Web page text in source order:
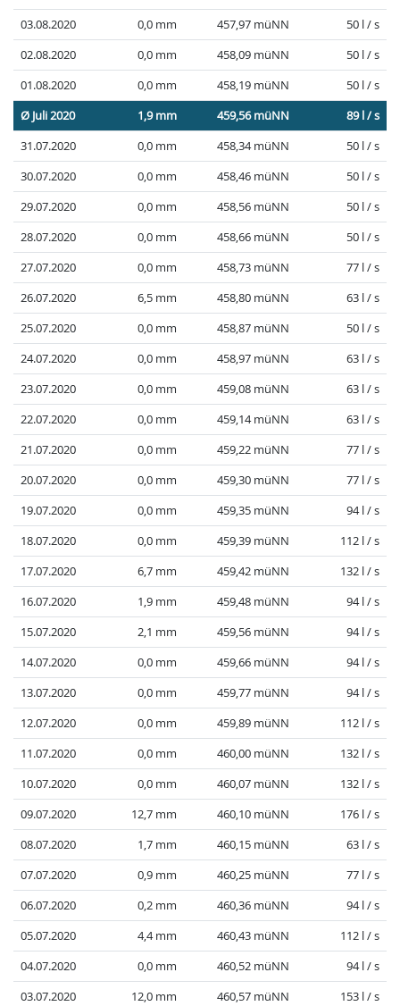
03.08.2020
0,0 mm 457,97 müNN
50 l / s
02.08.2020
0,0 mm 458,09 müNN
50 l / s
01.08.2020
0,0 mm 458,19 müNN
50 l / s
Ø Juli 2020
1,9 mm 459,56 müNN
89 l / s
31.07.2020
0,0 mm 458,34 müNN
50 l / s
30.07.2020
0,0 mm 458,46 müNN
50 l / s
29.07.2020
0,0 mm 458,56 müNN
50 l / s
28.07.2020
0,0 mm 458,66 müNN
50 l / s
27.07.2020
0,0 mm 458,73 müNN
77 l / s
26.07.2020
6,5 mm 458,80 müNN
63 l / s
25.07.2020
0,0 mm 458,87 müNN
50 l / s
24.07.2020
0,0 mm 458,97 müNN
63 l / s
23.07.2020
0,0 mm 459,08 müNN
63 l / s
22.07.2020
0,0 mm 459,14 müNN
63 l / s
21.07.2020
0,0 mm 459,22 müNN
77 l / s
20.07.2020
0,0 mm 459,30 müNN
77 l / s
19.07.2020
0,0 mm 459,35 müNN
94 l / s
18.07.2020
0,0 mm 459,39 müNN
112 l / s
17.07.2020
6,7 mm 459,42 müNN
132 l / s
16.07.2020
1,9 mm 459,48 müNN
94 l / s
15.07.2020
2,1 mm 459,56 müNN
94 l / s
14.07.2020
0,0 mm 459,66 müNN
94 l / s
13.07.2020
0,0 mm 459,77 müNN
94 l / s
12.07.2020
0,0 mm 459,89 müNN
112 l / s
11.07.2020
0,0 mm 460,00 müNN
132 l / s
10.07.2020
0,0 mm 460,07 müNN
132 l / s
09.07.2020
12,7 mm 460,10 müNN
176 l / s
08.07.2020
1,7 mm 460,15 müNN
63 l / s
07.07.2020
0,9 mm 460,25 müNN
77 l / s
06.07.2020
0,2 mm 460,36 müNN
94 l / s
05.07.2020
4,4 mm 460,43 müNN
112 l / s
04.07.2020
0,0 mm 460,52 müNN
94 l / s
03.07.2020
12,0 mm 460,57 müNN
153 l / s